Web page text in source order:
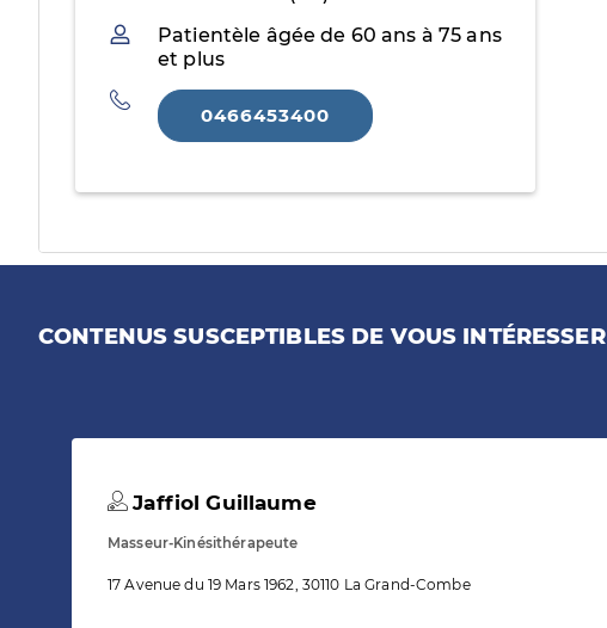
PatientèlePatientèle âgée de 60 ans à 75 ans
et plus
Téléphone
0466453400
CONTENUS SUSCEPTIBLES DE VOUS INTÉRESSER
Jaffiol Guillaume
Masseur-Kinésithérapeute
17 Avenue du 19 Mars 1962, 30110 La Grand-Combe